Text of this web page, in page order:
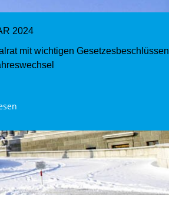
2024
mit wichtigen Gesetzesbeschlüssen